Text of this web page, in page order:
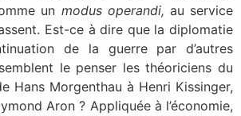
un modus operandi, au service
Est-ce à dire que la diplomatie
de la guerre par d’autres
le penser les théoriciens du
Hans Morgenthau à Henri Kissinger,
Aron ? Appliquée à l’économie,